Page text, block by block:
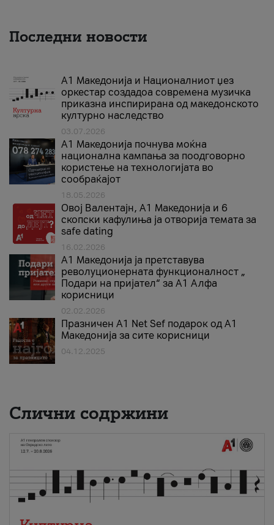
Последни новости
А1 Македонија и Националниот џез
оркестар создадоа современа музичка
приказна инспирирана од македонското
културно наследство
03.07.2026
A1 Македонија почнува моќна
национална кампања за поодговорно
користење на технологијата во
сообраќајот
18.05.2026
Овој Валентајн, A1 Македонија и 6
скопски кафулиња ја отворија темата за
safe dating
16.02.2026
А1 Македонија ја претставува
револуционерната функционалност „
Подари на пријател“ за А1 Алфа
корисници
02.02.2026
Празничен A1 Net Sеf подарок од А1
Македонија за сите корисници
04.12.2025
Слични содржини